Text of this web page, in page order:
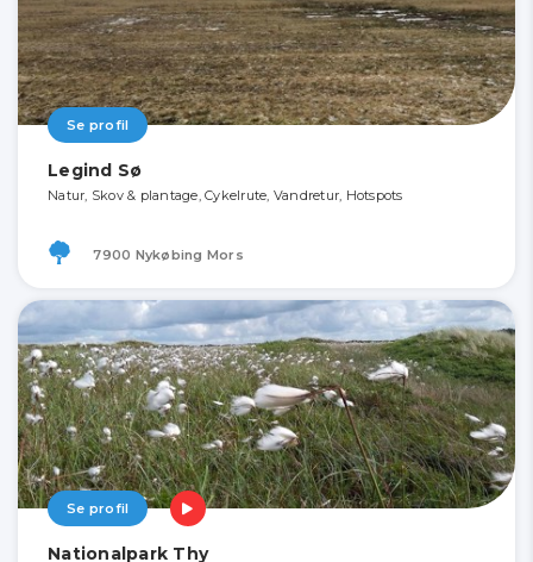
Se profil
Legind Sø
Natur, Skov & plantage, Cykelrute, Vandretur, Hotspots
7900 Nykøbing Mors
Se profil
Nationalpark Thy